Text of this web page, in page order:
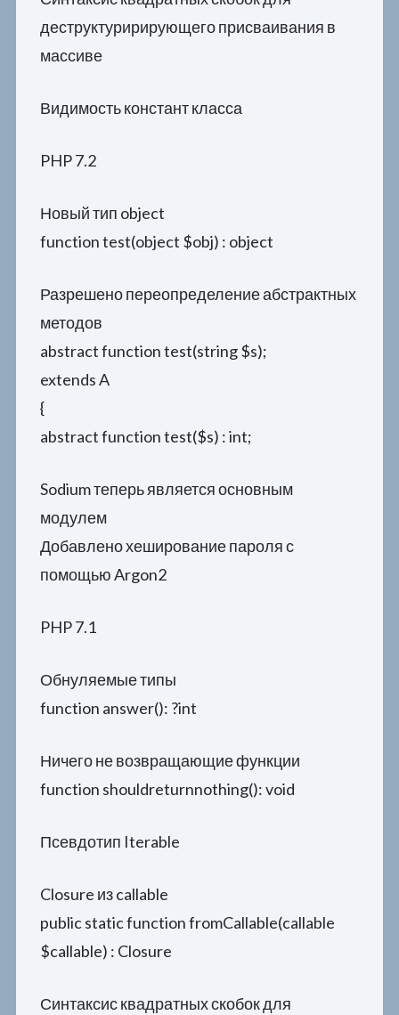
деструктуририрующего присваивания в
массиве
Видимость констант класса
PHP 7.2
Новый тип object
function test(object $obj) : object
Разрешено переопределение абстрактных
методов
abstract function test(string $s);
extends A
{
abstract function test($s) : int;
Sodium теперь является основным
модулем
Добавлено хеширование пароля с
помощью Argon2
PHP 7.1
Обнуляемые типы
function answer(): ?int
Ничего не возвращающие функции
function shouldreturnnothing(): void
Псевдотип Iterable
Closure из callable
public static function fromCallable(callable
$callable) : Closure
Синтаксис квадратных скобок для